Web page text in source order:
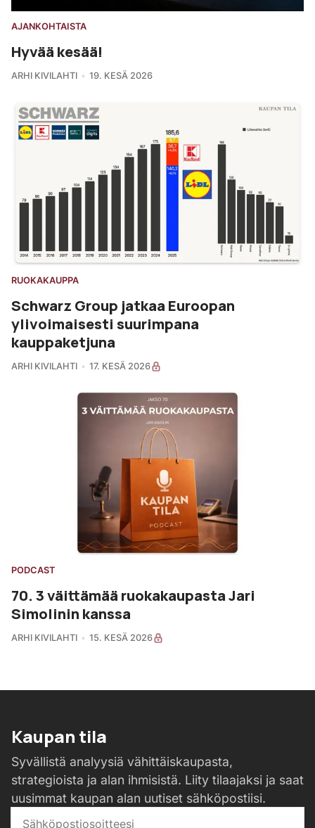
AJANKOHTAISTA
Hyvää kesää!
ARHI KIVILAHTI 19. KESÄ 2026
RUOKAKAUPPA
Schwarz Group jatkaa Euroopan
ylivoimaisesti suurimpana
kauppaketjuna
ARHI KIVILAHTI 17. KESÄ 2026
PODCAST
70. 3 väittämää ruokakaupasta Jari
Simolinin kanssa
ARHI KIVILAHTI 15. KESÄ 2026
Kaupan tila
Syvällistä analyysiä vähittäiskaupasta,
strategioista ja alan ihmisistä. Liity tilaajaksi ja saat
uusimmat kaupan alan uutiset sähköpostiisi.